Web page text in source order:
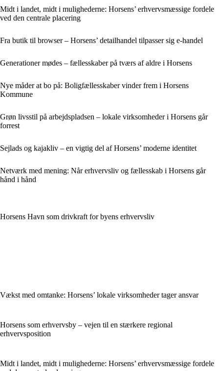
Midt i landet, midt i mulighederne: Horsens’ erhvervsmæssige fordele
ved den centrale placering
Fra butik til browser – Horsens’ detailhandel tilpasser sig e-handel
Generationer mødes – fællesskaber på tværs af aldre i Horsens
Nye måder at bo på: Boligfællesskaber vinder frem i Horsens
Kommune
Grøn livsstil på arbejdspladsen – lokale virksomheder i Horsens går
forrest
Sejlads og kajakliv – en vigtig del af Horsens’ moderne identitet
Netværk med mening: Når erhvervsliv og fællesskab i Horsens går
hånd i hånd
Horsens Havn som drivkraft for byens erhvervsliv
Vækst med omtanke: Horsens’ lokale virksomheder tager ansvar
Horsens som erhvervsby – vejen til en stærkere regional
erhvervsposition
Midt i landet, midt i mulighederne: Horsens’ erhvervsmæssige fordele